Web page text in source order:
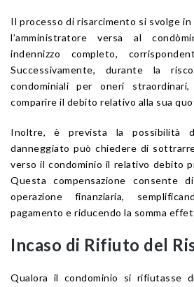
Il processo di risarcimento si svolge
l’amministratore versa al
indennizzo completo,
Successivamente, durante la
condominiali per oneri
comparire il debito relativo alla sua
Inoltre, è prevista la possibilità
danneggiato può chiedere di
verso il condominio il relativo debito
Questa compensazione consente
operazione finanziaria,
pagamento e riducendo la somma
Incaso di Rifiuto del
Qualora il condominio si rifiutasse